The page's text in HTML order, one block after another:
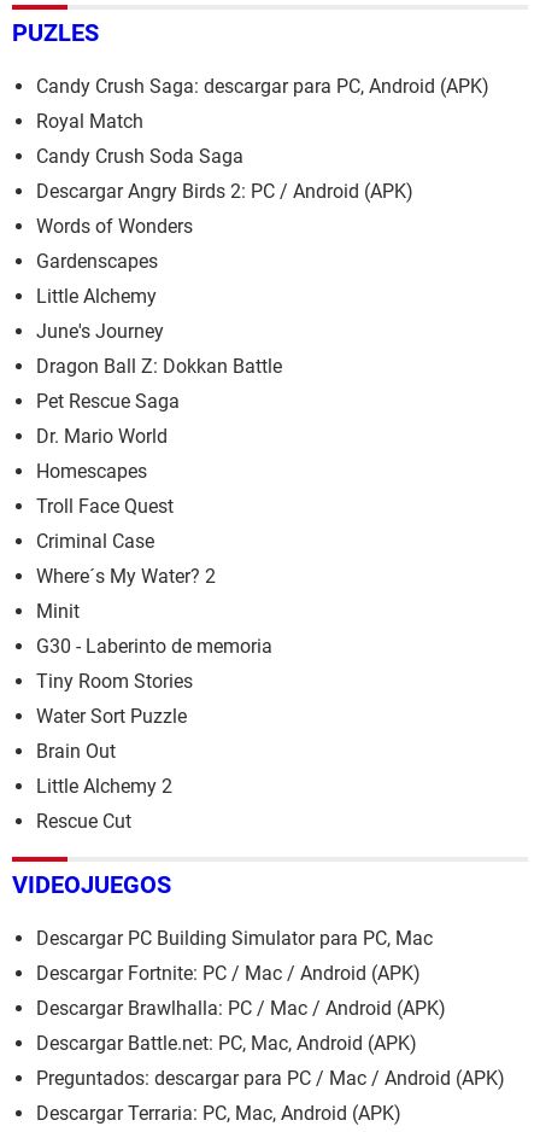
PUZLES
Candy Crush Saga: descargar para PC, Android (APK)
Royal Match
Candy Crush Soda Saga
Descargar Angry Birds 2: PC / Android (APK)
Words of Wonders
Gardenscapes
Little Alchemy
June's Journey
Dragon Ball Z: Dokkan Battle
Pet Rescue Saga
Dr. Mario World
Homescapes
Troll Face Quest
Criminal Case
Where´s My Water? 2
Minit
G30 - Laberinto de memoria
Tiny Room Stories
Water Sort Puzzle
Brain Out
Little Alchemy 2
Rescue Cut
VIDEOJUEGOS
Descargar PC Building Simulator para PC, Mac
Descargar Fortnite: PC / Mac / Android (APK)
Descargar Brawlhalla: PC / Mac / Android (APK)
Descargar Battle.net: PC, Mac, Android (APK)
Preguntados: descargar para PC / Mac / Android (APK)
Descargar Terraria: PC, Mac, Android (APK)